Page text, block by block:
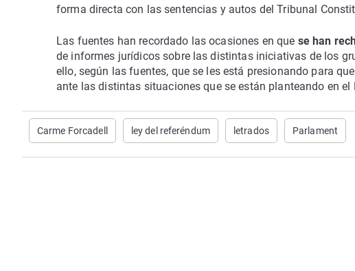
forma directa con las sentencias y autos del Tribunal
Las fuentes han recordado las ocasiones en que se han
de informes jurídicos sobre las distintas iniciativas de los
ello, según las fuentes, que se les está presionando para
ante las distintas situaciones que se están planteando en
Carme Forcadell ley del referéndum letrados Parlament